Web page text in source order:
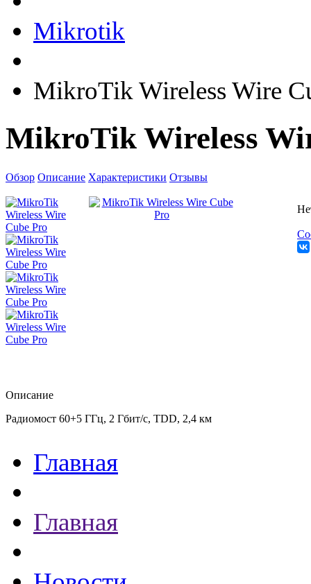
Mikrotik
MikroTik Wireless Wire
MikroTik Wireless
Обзор Описание Характеристики Отзывы
Описание
Радиомост 60+5 ГГц, 2 Гбит/с, TDD, 2,4 км
Главная
Главная